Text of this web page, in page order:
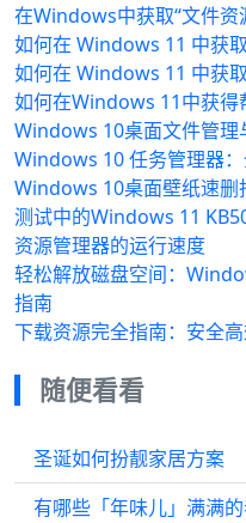
在Windows中获取“文件资
如何在 Windows 11 中获
如何在 Windows 11 中获
如何在Windows 11中获得
Windows 10桌面文件管理
Windows 10 任务管理器
Windows 10桌面壁纸速删
测试中的Windows 11
资源管理器的运行速度
轻松解放磁盘空间：
指南
下载资源完全指南：安全
随便看看
圣诞如何扮靓家居方案
有哪些「年味儿」满满的